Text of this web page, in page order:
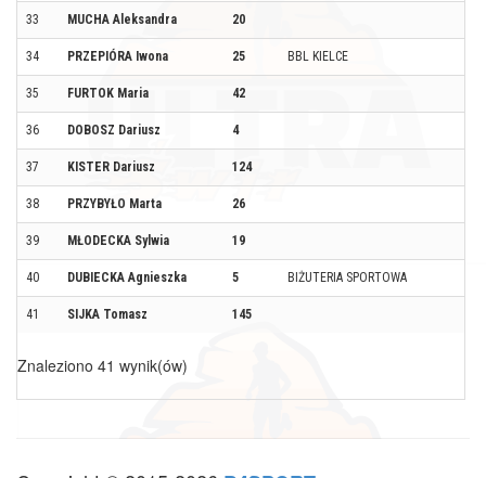
33 MUCHA Aleksandra 20
34 PRZEPIÓRA Iwona 25 BBL KIELCE
35 FURTOK Maria 42
36 DOBOSZ Dariusz 4
37 KISTER Dariusz 124
38 PRZYBYŁO Marta 26
39 MŁODECKA Sylwia 19
40 DUBIECKA Agnieszka 5 BIŻUTERIA SPORTOWA
41 SIJKA Tomasz 145
Znaleziono 41 wynik(ów)